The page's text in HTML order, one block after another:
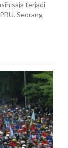
saja terjadi
Seorang